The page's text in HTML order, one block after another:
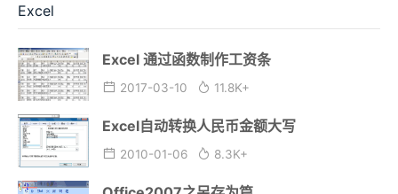
Excel
Excel 通过函数制作工资条
2017-03-10 11.8K+
Excel自动转换人民币金额大写
2010-01-06 8.3K+